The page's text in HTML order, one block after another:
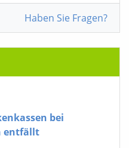
Haben Sie Fragen?
bei
entfällt